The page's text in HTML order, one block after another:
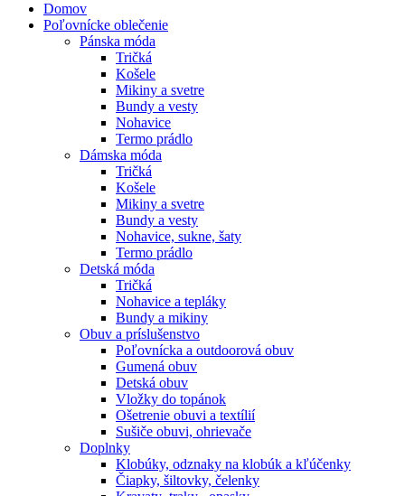
Domov
Poľovnícke oblečenie
Pánska móda
Tričká
Košele
Mikiny a svetre
Bundy a vesty
Nohavice
Termo prádlo
Dámska móda
Tričká
Košele
Mikiny a svetre
Bundy a vesty
Nohavice, sukne, šaty
Termo prádlo
Detská móda
Tričká
Nohavice a tepláky
Bundy a mikiny
Obuv a príslušenstvo
Poľovnícka a outdoorová obuv
Gumená obuv
Detská obuv
Vložky do topánok
Ošetrenie obuvi a textílií
Sušiče obuvi, ohrievače
Doplnky
Klobúky, odznaky na klobúk a kľúčenky
Čiapky, šiltovky, čelenky